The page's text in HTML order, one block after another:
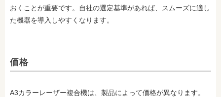
おくことが重要です。自社の選定基準があれば、スムーズに適し
た機器を導入しやすくなります。
価格
A3カラーレーザー複合機は、製品によって価格が異なります。